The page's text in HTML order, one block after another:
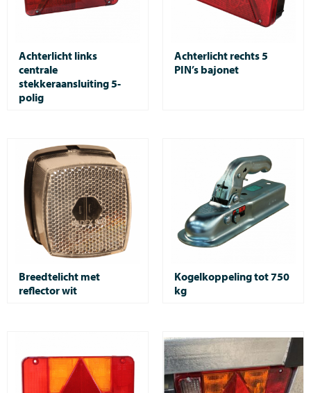
Achterlicht links
centrale
stekkeraansluiting 5-
polig
Achterlicht rechts 5
PIN’s bajonet
Breedtelicht met
reflector wit
Kogelkoppeling tot 750
kg